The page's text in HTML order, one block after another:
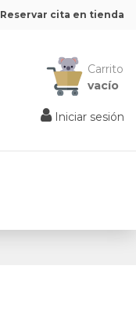
Reservar cita en tienda
Carrito
vacío
Iniciar sesión